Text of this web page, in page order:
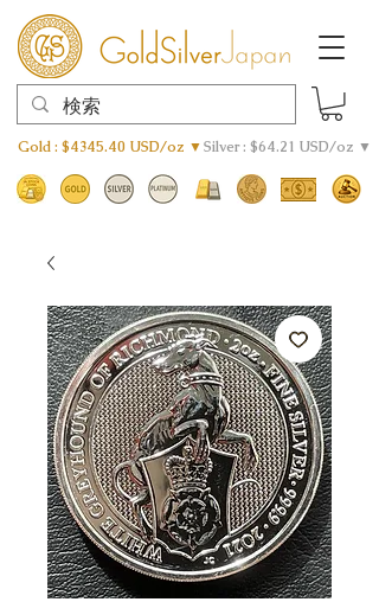
Gold : $4345.40 USD/oz ▼Silver : $64.21 USD/oz ▼